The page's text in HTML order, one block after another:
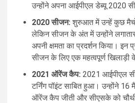
उन्होंने अपना आईपीएल डेब्यू 2020
2020 सीजन: शुरुआत में उन्हें कुछ
लेकिन सीजन के अंत में उन्होंने
अपनी क्षमता का प्रदर्शन किया। इन
सीजन के लिए एक महत्वपूर्ण खिलाड़ी
2021 ऑरेंज कैप: 2021 आईपीएल
टर्निंग पॉइंट साबित हुआ। उन्होंने
ऑरेंज कैप जीती और सीएसके को